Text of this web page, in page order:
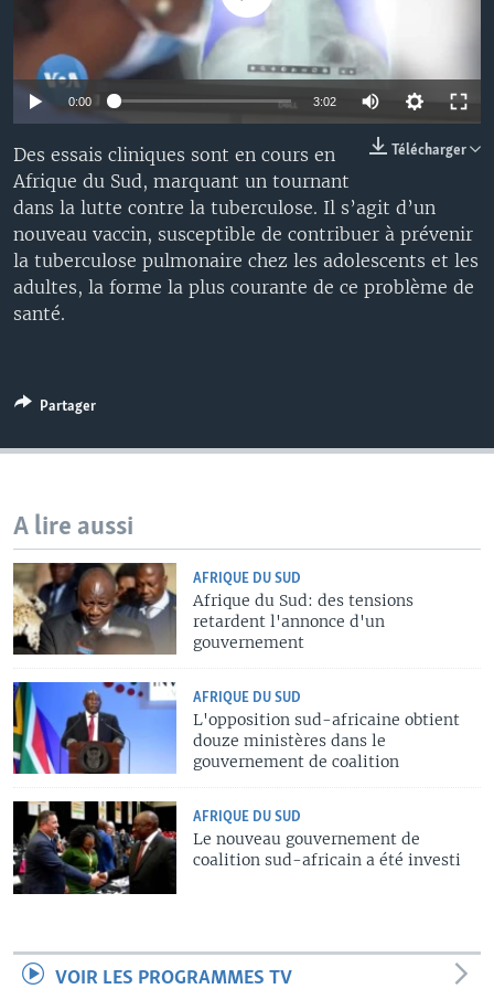
0:00 3:02
Télécharger
Des essais cliniques sont en cours en
Afrique du Sud, marquant un tournant
dans la lutte contre la tuberculose. Il s’agit d’un
nouveau vaccin, susceptible de contribuer à prévenir
la tuberculose pulmonaire chez les adolescents et les
adultes, la forme la plus courante de ce problème de
santé.
Partager
A lire aussi
AFRIQUE DU SUD
Afrique du Sud: des tensions
retardent l'annonce d'un
gouvernement
AFRIQUE DU SUD
L'opposition sud-africaine obtient
douze ministères dans le
gouvernement de coalition
AFRIQUE DU SUD
Le nouveau gouvernement de
coalition sud-africain a été investi
VOIR LES PROGRAMMES TV